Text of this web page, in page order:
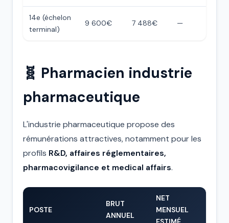
14e (échelon
terminal)
9 600€ 7 488€ —
🧬 Pharmacien industrie
pharmaceutique
L'industrie pharmaceutique propose des
rémunérations attractives, notamment pour les
profils R&D, affaires réglementaires,
pharmacovigilance et medical affairs.
POSTE
BRUT
ANNUEL
NET
MENSUEL